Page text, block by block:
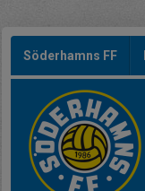
Söderhamns FF